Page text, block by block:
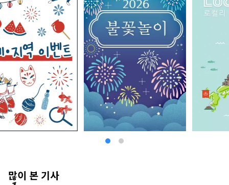
많이 본 기사